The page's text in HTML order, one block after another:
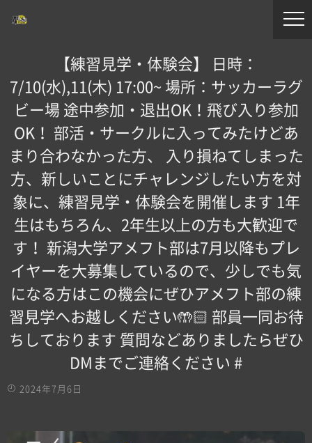
【練習見学・体験会】 日時：
7/10(水),11(木) 17:00~ 場所：サッカーラグ
ビー場 途中参加・退出OK！飛び入り参加
OK！ 部活・サークルに入ってみたけどあ
まり合わなかった方、 入り損ねてしまった
方、新しいことにチャレンジしたい方を対
象に、練習見学・体験会を開催します 1年
生はもちろん、2年生以上の方も大歓迎で
す！ 新潟大学アメフト部は7月以降もプレ
イヤーを大募集しているので、少しでも気
になる方はこの機会にぜひアメフト部の練
習見学へお越しください🤲🏻 部員一同お待
ちしております 質問などありましたらぜひ
DMまでご連絡ください #
2024年7月6日